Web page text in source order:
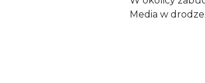
Media w drodze.